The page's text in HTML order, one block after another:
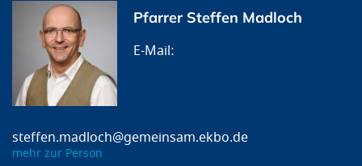
Pfarrer Steffen Madloch
steffen.madloch@gemeinsam.ekbo.de
mehr zur Person